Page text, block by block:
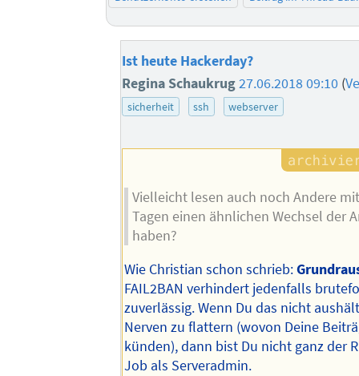
Ist heute Hackerday?
Regina Schaukrug27.06.2018 09:10 (
sicherheit ssh webserver
Vielleicht lesen auch noch Andere
Tagen einen ähnlichen Wechsel der
haben?
Wie Christian schon schrieb:
FAIL2BAN verhindert jedenfalls
zuverlässig. Wenn Du das nicht
Nerven zu flattern (wovon Deine
künden), dann bist Du nicht ganz der
Job als Serveradmin.